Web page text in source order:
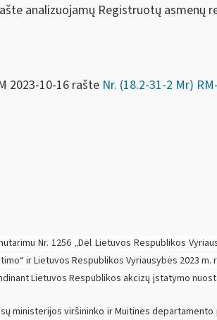
analizuojamų Registruotų
2023-10-16 rašte Nr. (18.2-31-2 Mr)
Nr. 1256 „Dėl Lietuvos Respublikos
irLietuvos Respublikos Vyriausybės 2023 m.
Lietuvos Respublikos akcizų įstatymo
ministerijos viršininko ir Muitinės